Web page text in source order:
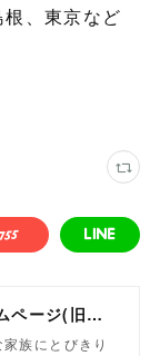
、東京など
【公式】めぐみの杜ホームページ(旧自然食工房）
族にとびきり